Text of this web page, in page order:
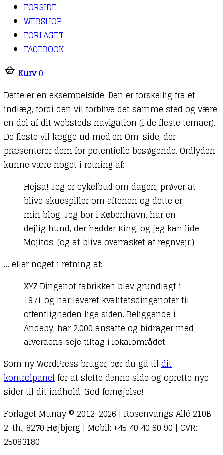
FORSIDE
WEBSHOP
FORLAGET
FACEBOOK
Kurv0
Dette er en eksempelside. Den er forskellig fra et
indlæg, fordi den vil forblive det samme sted og være
en del af dit websteds navigation (i de fleste temaer).
De fleste vil lægge ud med en Om-side, der
præsenterer dem for potentielle besøgende. Ordlyden
kunne være noget i retning af:
Hejsa! Jeg er cykelbud om dagen, prøver at
blive skuespiller om aftenen og dette er
min blog. Jeg bor i København, har en
dejlig hund, der hedder King, og jeg kan lide
Mojitos. (og at blive overrasket af regnvejr.)
… eller noget i retning af:
XYZ Dingenot fabrikken blev grundlagt i
1971 og har leveret kvalitetsdingenoter til
offentligheden lige siden. Beliggende i
Andeby, har 2.000 ansatte og bidrager med
alverdens seje tiltag i lokalområdet.
Som ny WordPress bruger, bør du gå til dit
kontrolpanelfor at slette denne side og oprette nye
sider til dit indhold. God fornøjelse!
Forlaget Munay © 2012-2026 | Rosenvangs Allé 210B
2. th., 8270 Højbjerg | Mobil: +45 40 40 60 90 | CVR:
25083180